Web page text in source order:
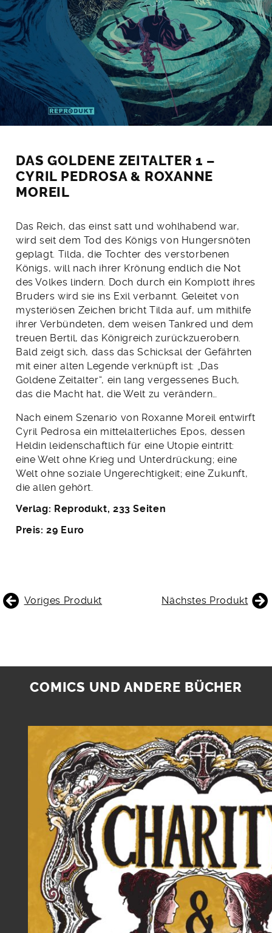
DAS GOLDENE ZEITALTER 1 –
CYRIL PEDROSA & ROXANNE
MOREIL
Das Reich, das einst satt und wohlhabend war,
wird seit dem Tod des Königs von Hungersnöten
geplagt. Tilda, die Tochter des verstorbenen
Königs, will nach ihrer Krönung endlich die Not
des Volkes lindern. Doch durch ein Komplott ihres
Bruders wird sie ins Exil verbannt. Geleitet von
mysteriösen Zeichen bricht Tilda auf, um mithilfe
ihrer Verbündeten, dem weisen Tankred und dem
treuen Bertil, das Königreich zurückzuerobern.
Bald zeigt sich, dass das Schicksal der Gefährten
mit einer alten Legende verknüpft ist: „Das
Goldene Zeitalter“, ein lang vergessenes Buch,
das die Macht hat, die Welt zu verändern…
Nach einem Szenario von Roxanne Moreil entwirft
Cyril Pedrosa ein mittelalterliches Epos, dessen
Heldin leidenschaftlich für eine Utopie eintritt:
eine Welt ohne Krieg und Unterdrückung; eine
Welt ohne soziale Ungerechtigkeit; eine Zukunft,
die allen gehört.
Verlag: Reprodukt, 233 Seiten
Preis: 29 Euro
BEITRAGSNAVIGATION
Voriges Produkt Nächstes Produkt
COMICS UND ANDERE BÜCHER